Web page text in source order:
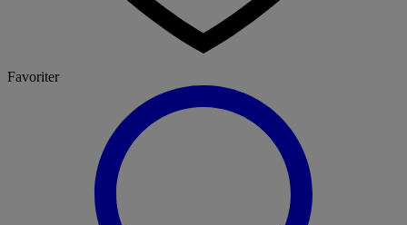
Favoriter